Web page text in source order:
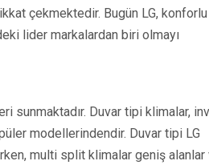
çekmektedir. Bugün LG, konforlu
lider markalardan biri olmayı
sunmaktadır. Duvar tipi klimalar,
modellerindendir. Duvar tipi LG
multi split klimalar geniş alanlar